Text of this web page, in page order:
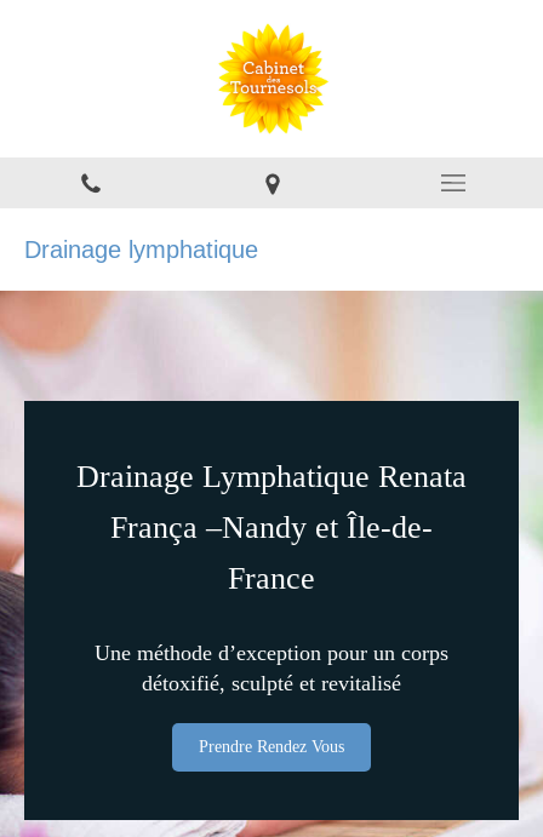
Drainage lymphatique
Drainage Lymphatique Renata
França –Nandy et Île-de-
France
Une méthode d’exception pour un corps
détoxifié, sculpté et revitalisé
Prendre Rendez Vous